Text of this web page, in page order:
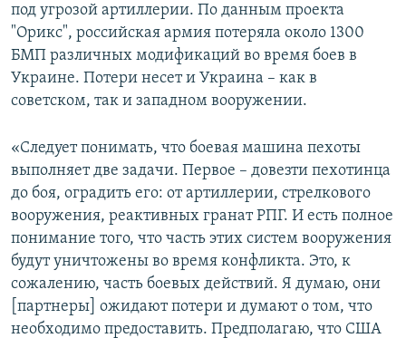
под угрозой артиллерии. По данным проекта
"Орикс", российская армия потеряла около 1300
БМП различных модификаций во время боев в
Украине. Потери несет и Украина – как в
советском, так и западном вооружении.
«Следует понимать, что боевая машина пехоты
выполняет две задачи. Первое – довезти пехотинца
до боя, оградить его: от артиллерии, стрелкового
вооружения, реактивных гранат РПГ. И есть полное
понимание того, что часть этих систем вооружения
будут уничтожены во время конфликта. Это, к
сожалению, часть боевых действий. Я думаю, они
[партнеры] ожидают потери и думают о том, что
необходимо предоставить. Предполагаю, что США